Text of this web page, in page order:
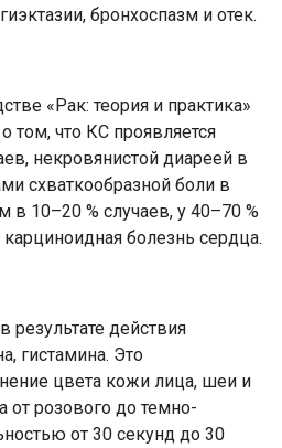
бронхоспазм и отек.
«Рак: теория и практика»
том, что КС проявляется
некровянистой диареей в
схваткообразной боли в
в 10–20 % случаев, у 40–70 %
болезнь сердца.
действия
гистамина. Это
цвета кожи лица, шеи и
от розового до темно-
от 30 секунд до 30